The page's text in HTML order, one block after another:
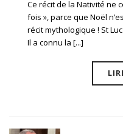
Ce récit de la Nativité ne
fois », parce que Noël
récit mythologique ! St
Il a connu la [...]